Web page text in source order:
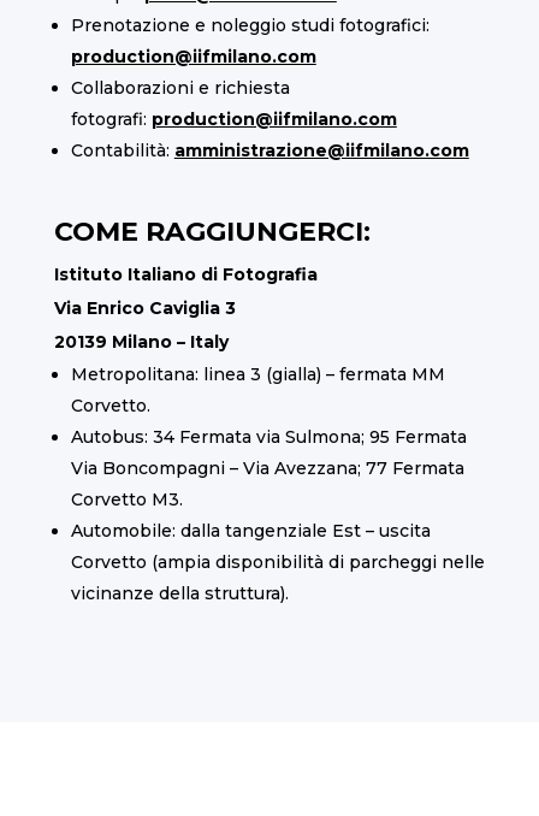
Prenotazione e noleggio studi fotografici:
production@iifmilano.com
Collaborazioni e richiesta
fotografi: production@iifmilano.com
Contabilità: amministrazione@iifmilano.com
COME RAGGIUNGERCI:
Istituto Italiano di Fotografia
Via Enrico Caviglia 3
20139 Milano – Italy
Metropolitana: linea 3 (gialla) – fermata MM
Corvetto.
Autobus: 34 Fermata via Sulmona; 95 Fermata
Via Boncompagni – Via Avezzana; 77 Fermata
Corvetto M3.
Automobile: dalla tangenziale Est – uscita
Corvetto (ampia disponibilità di parcheggi nelle
vicinanze della struttura).